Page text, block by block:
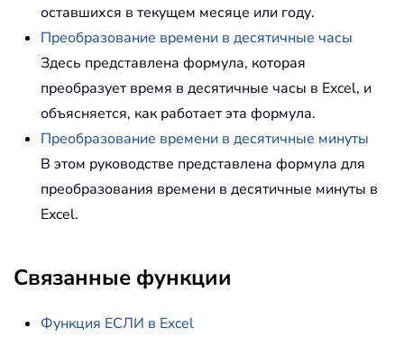
оставшихся в текущем месяце или году.
Преобразование времени в десятичные часы
Здесь представлена формула, которая
преобразует время в десятичные часы в Excel, и
объясняется, как работает эта формула.
Преобразование времени в десятичные минуты
В этом руководстве представлена формула для
преобразования времени в десятичные минуты в
Excel.
Связанные функции
Функция ЕСЛИ в Excel